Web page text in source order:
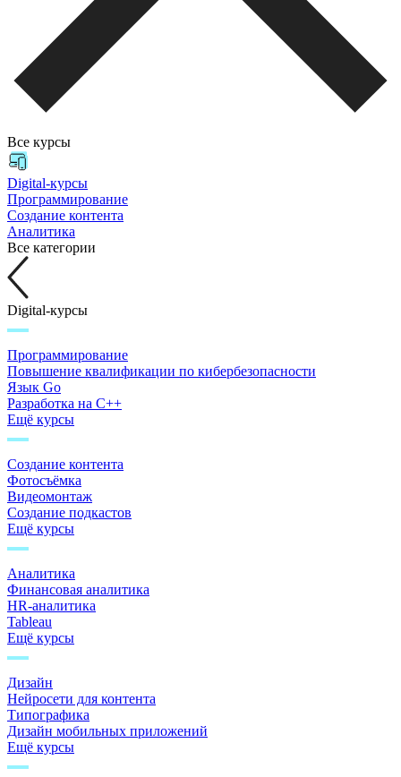
Все курсы
Digital-курсы
Программирование
Создание контента
Аналитика
Все категории
Digital-курсы
Программирование
Повышение квалификации по кибербезопасности
Язык Go
Разработка на C++
Ещё курсы
Создание контента
Фотосъёмка
Видеомонтаж
Создание подкастов
Ещё курсы
Аналитика
Финансовая аналитика
HR-аналитика
Tableau
Ещё курсы
Дизайн
Нейросети для контента
Типографика
Дизайн мобильных приложений
Ещё курсы